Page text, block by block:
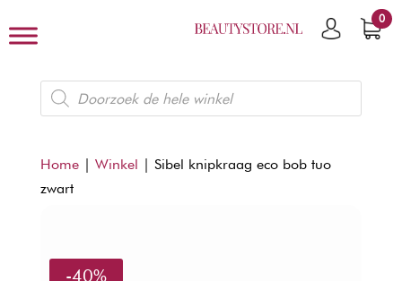
0
Producten
zoeken
Home| Winkel | Sibel knipkraag eco bob tuo
zwart
-40%